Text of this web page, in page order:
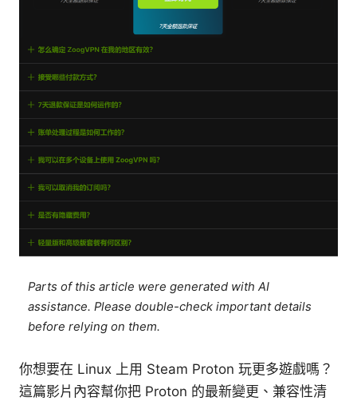
Parts of this article were generated with AI
assistance. Please double-check important details
before relying on them.
你想要在 Linux 上用 Steam Proton 玩更多遊戲嗎？
這篇影片內容幫你把 Proton 的最新變更、兼容性清